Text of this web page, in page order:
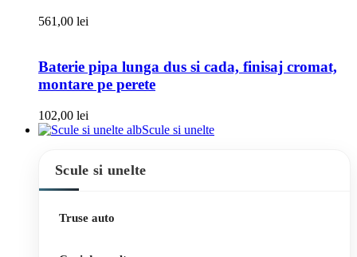
561,00 lei
Baterie pipa lunga dus si cada, finisaj cromat,
montare pe perete
102,00 lei
Scule si unelte
Scule si unelte
Truse auto